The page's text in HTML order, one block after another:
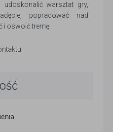
udoskonalić warsztat gry,
popracować nad
i oswoić tremę.